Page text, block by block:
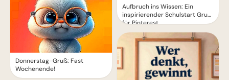
Donnerstag-Gruß: Fast
Wochenende!
Aufbruch ins Wissen: Ein
inspirierender Schulstart Gruß
für Pinterest